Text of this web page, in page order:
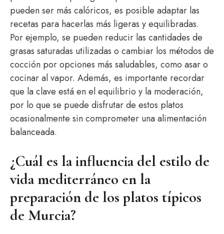
pueden ser más calóricos, es posible adaptar las
recetas para hacerlas más ligeras y equilibradas.
Por ejemplo, se pueden reducir las cantidades de
grasas saturadas utilizadas o cambiar los métodos de
cocción por opciones más saludables, como asar o
cocinar al vapor. Además, es importante recordar
que la clave está en el equilibrio y la moderación,
por lo que se puede disfrutar de estos platos
ocasionalmente sin comprometer una alimentación
balanceada.
¿Cuál es la influencia del estilo de
vida mediterráneo en la
preparación de los platos típicos
de Murcia?